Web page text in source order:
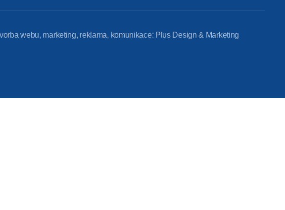
webu, marketing, reklama, komunikace: Plus Design & Marketing